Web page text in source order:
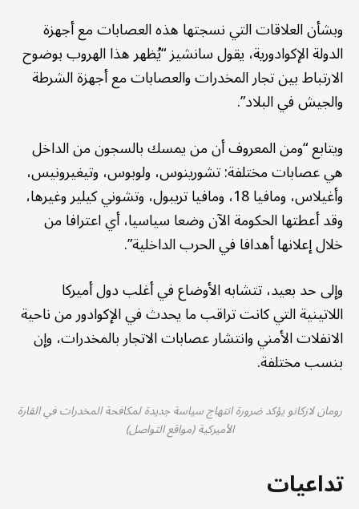
وبشأن العلاقات التي نسجتها هذه العصابات مع أجهزة
الدولة الإكوادورية، يقول سانشيز “يُظهر هذا الهروب بوضوح
الارتباط بين تجار المخدرات والعصابات مع أجهزة الشرطة
والجيش في البلاد”.
ويتابع “ومن المعروف أن من يمسك بالسجون من الداخل
هي عصابات مختلفة: تشورينوس، ولوبوس، وتيغيرونيس،
وأغيلاس، ومافيا 18، ومافيا تريبول، وتشوني كيلير وغيرها،
وقد أعطتها الحكومة الآن وضعا سياسيا، أي اعترافا من
خلال إعلانها أهدافا في الحرب الداخلية”.
وإلى حد بعيد، تتشابه الأوضاع في أغلب دول أميركا
اللاتينية التي كانت تراقب ما يحدث في الإكوادور من ناحية
الانفلات الأمني وانتشار عصابات الاتجار بالمخدرات، وإن
بنسب مختلفة.
رومان لازكانو يؤكد ضرورة انتهاج سياسة جديدة لمكافحة المخدرات في القارة
الأميركية (مواقع التواصل)
تداعيات